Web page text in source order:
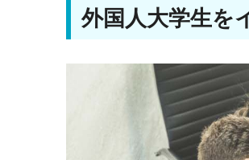
外国人大学生を